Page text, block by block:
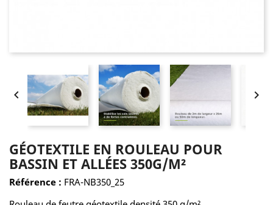
 
GÉOTEXTILE EN ROULEAU POUR
BASSIN ET ALLÉES 350G/M²
Référence : FRA-NB350_25